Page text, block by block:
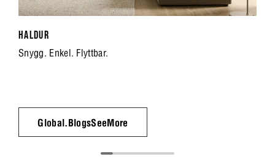
HALDUR
Snygg. Enkel. Flyttbar.
Global.BlogsSeeMore